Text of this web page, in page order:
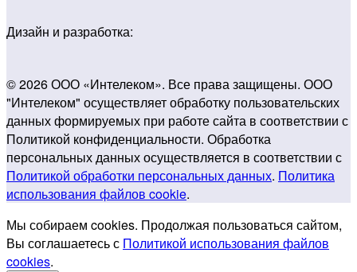
Дизайн и разработка:
© 2026 ООО «Интелеком». Все права защищены. ООО
"Интелеком" осуществляет обработку пользовательских
данных формируемых при работе сайта в соответствии с
Политикой конфиденциальности. Обработка
персональных данных осуществляется в соответствии с
Политикой обработки персональных данных. Политика
использования файлов cookie.
Мы собираем cookies. Продолжая пользоваться сайтом,
Вы соглашаетесь с Политикой использования файлов
cookies.